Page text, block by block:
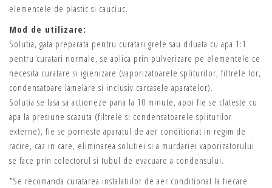
elementele de plastic si cauciuc.
Mod de utilizare:
Solutia, gata preparata pentru curatari grele sau diluata cu apa 1:1
pentru curatari normale, se aplica prin pulverizare pe elementele ce
necesita curatare si igienizare (vaporizatoarele spliturilor, filtrele lor,
condensatoare lamelare si inclusiv carcasele aparatelor).
Solutia se lasa sa actioneze pana la 10 minute, apoi fie se clateste cu
apa la presiune scazuta (filtrele si condensatoarele spliturilor
externe), fie se porneste aparatul de aer conditionat in regim de
racire, caz in care, eliminarea solutiei si a murdariei vaporizatorului
se face prin colectorul si tubul de evacuare a condensului.
*Se recomanda curatarea instalatiilor de aer conditionat la fiecare